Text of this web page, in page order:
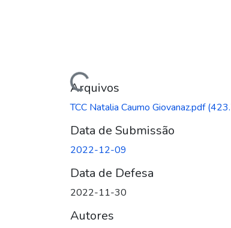
Carregando...Arquivos
TCC Natalia Caumo Giovanaz.pdf
Data de Submissão
2022-12-09
Data de Defesa
2022-11-30
Autores